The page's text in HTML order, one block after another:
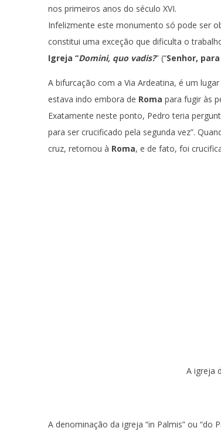
nos primeiros anos do século XVI.
Infelizmente este monumento só pode ser
constitui uma exceção que dificulta o
Igreja “Domini, quo vadis?” (“Senhor,
A bifurcação com a Via Ardeatina, é um
estava indo embora de Roma para fugir às
Exatamente neste ponto, Pedro teria
para ser crucificado pela segunda vez”.
cruz, retornou à Roma, e de fato, foi
A igreja
A denominação da igreja “in Palmis” ou